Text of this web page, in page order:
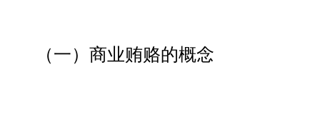
（一）商业贿赂的概念